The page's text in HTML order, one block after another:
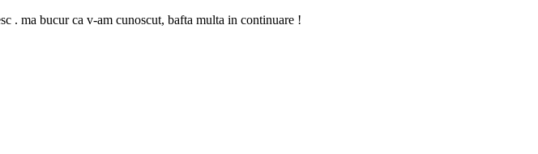
. ma bucur ca v-am cunoscut, bafta multa in continuare !